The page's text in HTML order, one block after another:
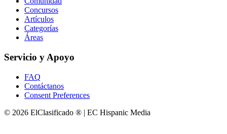
Concursos
Artículos
Categorías
Áreas
Servicio y Apoyo
FAQ
Contáctanos
Consent Preferences
© 2026 ElClasificado ® | EC Hispanic Media